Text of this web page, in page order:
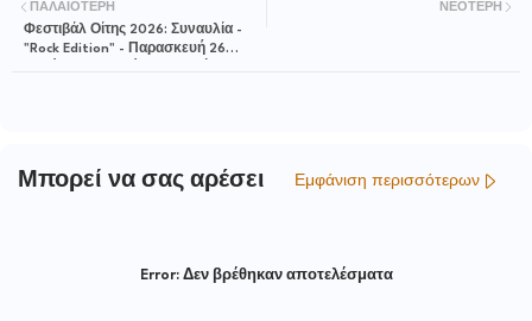
ΝΕΌΤΕΡΗ
ΠΑΛΑΙΌΤΕΡΗ
Φεστιβάλ Οίτης 2026: Συναυλία -
"Rock Edition" - Παρασκευή 26
Μπορεί να σας αρέσει Εμφάνιση περισσότερων
Error:Δεν βρέθηκαν αποτελέσματα